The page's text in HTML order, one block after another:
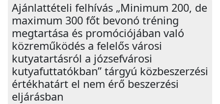
Ajánlattételi felhívás „Minimum 200, de
maximum 300 főt bevonó tréning
megtartása és promóciójában való
közreműködés a felelős városi
kutyatartásról a józsefvárosi
kutyafuttatókban” tárgyú közbeszerzési
értékhatárt el nem érő beszerzési
eljárásban